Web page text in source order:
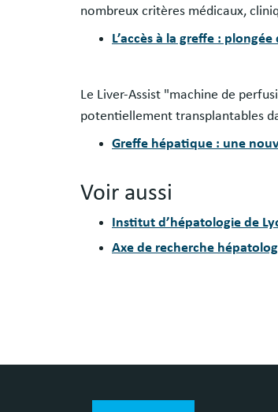
nombreux critères médicaux,
L’accès à la greffe :
Le Liver-Assist "machine de
potentiellement transplantables
Greffe hépatique : une
Voir aussi
Institut d’hépatologie de
Axe de recherche